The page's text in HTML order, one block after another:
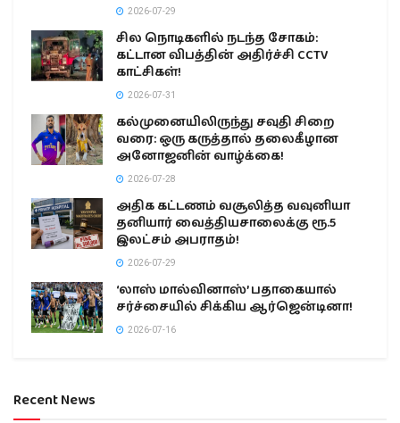
2026-07-29
சில நொடிகளில் நடந்த சோகம்:
கட்டான விபத்தின் அதிர்ச்சி CCTV
காட்சிகள்!
2026-07-31
கல்முனையிலிருந்து சவுதி சிறை
வரை: ஒரு கருத்தால் தலைகீழான
அனோஜனின் வாழ்க்கை!
2026-07-28
அதிக கட்டணம் வசூலித்த வவுனியா
தனியார் வைத்தியசாலைக்கு ரூ.5
இலட்சம் அபராதம்!
2026-07-29
‘லாஸ் மால்வினாஸ்’ பதாகையால்
சர்ச்சையில் சிக்கிய ஆர்ஜென்டினா!
2026-07-16
Recent News